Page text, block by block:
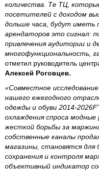
количества. Те ТЦ,
посетителей с доходом
дольше часа, будут иметь
арендаторов это сигнал:
привлечения аудитории и
многофункциональность,
отметил руководитель
Алексей Роговцев.
«Совместное
нашего ежегодного
одежды и обуви 2014-
охлаждения спроса
жесткой борьбы за
собственные каналы
магазины, становятся
сохранения и контроля
объективный индикатор